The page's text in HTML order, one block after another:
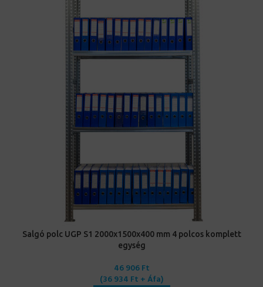
Salgó polc UGP S1 2000x1500x400 mm 4 polcos komplett
egység
46 906Ft
(36 934 Ft + Áfa)